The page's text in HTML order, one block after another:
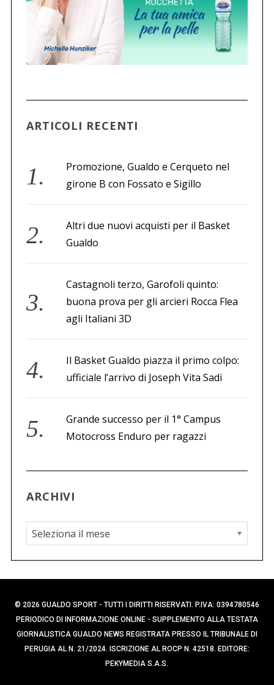
ARTICOLI RECENTI
Promozione, Gualdo e Cerqueto nel
girone B con Fossato e Sigillo
Altri due nuovi acquisti per il Basket
Gualdo
Castagnoli terzo, Garofoli quinto:
buona prova per gli arcieri Rocca Flea
agli Italiani 3D
Il Basket Gualdo piazza il primo colpo:
ufficiale l’arrivo di Joseph Vita Sadi
Grande successo per il 1° Campus
Motocross Enduro per ragazzi
ARCHIVI
A
r
c
h
i
v
i
© 2026 GUALDO SPORT - TUTTI I DIRITTI RISERVATI. P.IVA: 0394780546
PERIODICO DI INFORMAZIONE ONLINE - SUPPLEMENTO ALLA TESTATA
GIORNALISTICA GUALDO NEWS REGISTRATA PRESSO IL TRIBUNALE DI
PERUGIA AL N. 21/2024. ISCRIZIONE AL ROCP N. 42518. EDITORE:
PEKYMEDIA S.A.S.